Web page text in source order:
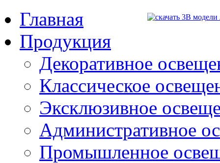
Главная
Продукция
Декоративное
Классическое
Эксклюзивное
Административное
Промышленное